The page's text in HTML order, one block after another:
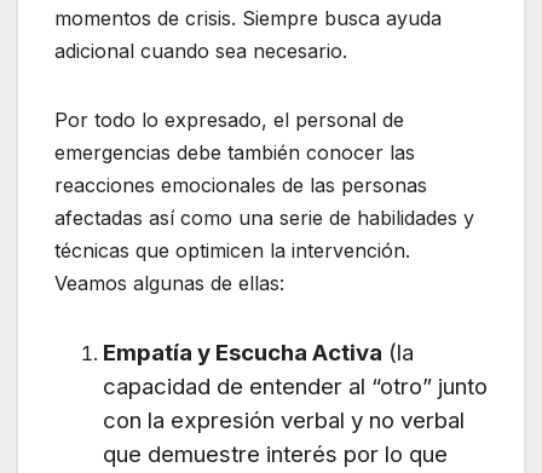
momentos de crisis. Siempre busca ayuda
adicional cuando sea necesario.
Por todo lo expresado, el personal de
emergencias debe también conocer las
reacciones emocionales de las personas
afectadas así como una serie de habilidades y
técnicas que optimicen la intervención.
Veamos algunas de ellas:
Empatía y Escucha Activa (la
capacidad de entender al “otro” junto
con la expresión verbal y no verbal
que demuestre interés por lo que